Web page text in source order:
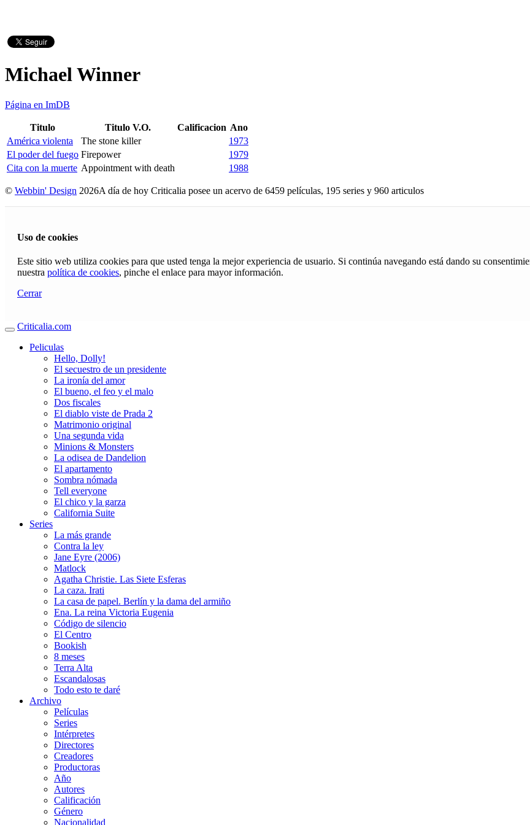
Michael Winner
Página en ImDB
Titulo Titulo V.O. Calificacion Ano
América violenta
The stone killer
1973
El poder del fuego Firepower
1979
Cita con la muerte Appointment with death 1988
© Webbin' Design 2026A día de hoy Criticalia posee un acervo de 6459 películas, 195 series y 960 articulos
Uso de cookies
Este sitio web utiliza cookies para que usted tenga la mejor experiencia de usuario. Si continúa navegando está dando su
nuestra política de cookies, pinche el enlace para mayor información.
Cerrar
Criticalia.com
Peliculas
Hello, Dolly!
El secuestro de un presidente
La ironía del amor
El bueno, el feo y el malo
Dos fiscales
El diablo viste de Prada 2
Matrimonio original
Una segunda vida
Minions & Monsters
La odisea de Dandelion
El apartamento
Sombra nómada
Tell everyone
El chico y la garza
California Suite
Series
La más grande
Contra la ley
Jane Eyre (2006)
Matlock
Agatha Christie. Las Siete Esferas
La caza. Irati
La casa de papel. Berlín y la dama del armiño
Ena. La reina Victoria Eugenia
Código de silencio
El Centro
Bookish
8 meses
Terra Alta
Escandalosas
Todo esto te daré
Archivo
Películas
Series
Intérpretes
Directores
Creadores
Productoras
Año
Autores
Calificación
Género
Nacionalidad